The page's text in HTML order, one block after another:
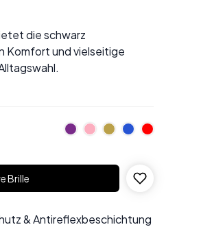
die schwarz
Komfort und vielseitige
Brille
& Antireflexbeschichtung